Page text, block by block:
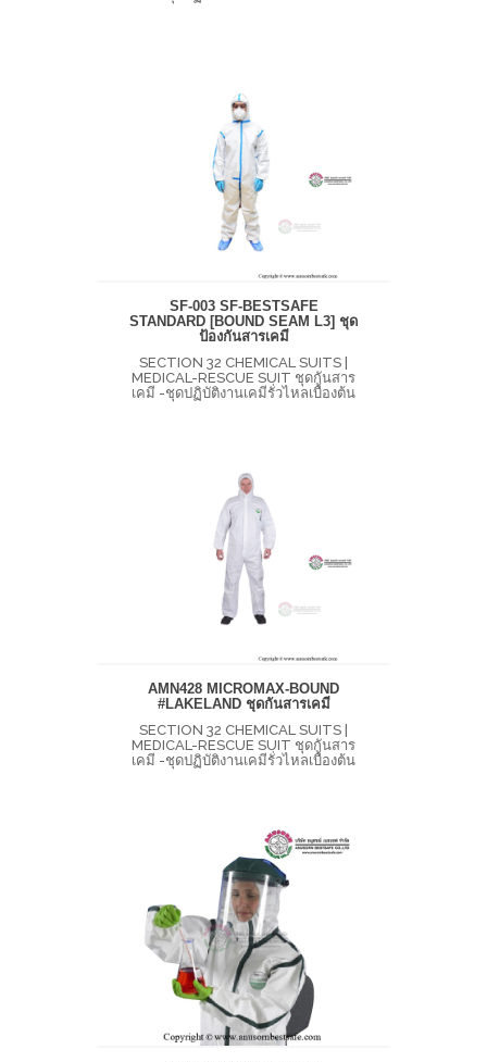
SF-003 SF-BESTSAFE
STANDARD [BOUND SEAM L3] ชุด
ป้องกันสารเคมี
SECTION 32 CHEMICAL SUITS |
MEDICAL-RESCUE SUIT ชุดกันสาร
เคมี -ชุดปฏิบัติงานเคมีรั่วไหลเบื้องต้น
AMN428 MICROMAX-BOUND
#LAKELAND ชุดกันสารเคมี
SECTION 32 CHEMICAL SUITS |
MEDICAL-RESCUE SUIT ชุดกันสาร
เคมี -ชุดปฏิบัติงานเคมีรั่วไหลเบื้องต้น